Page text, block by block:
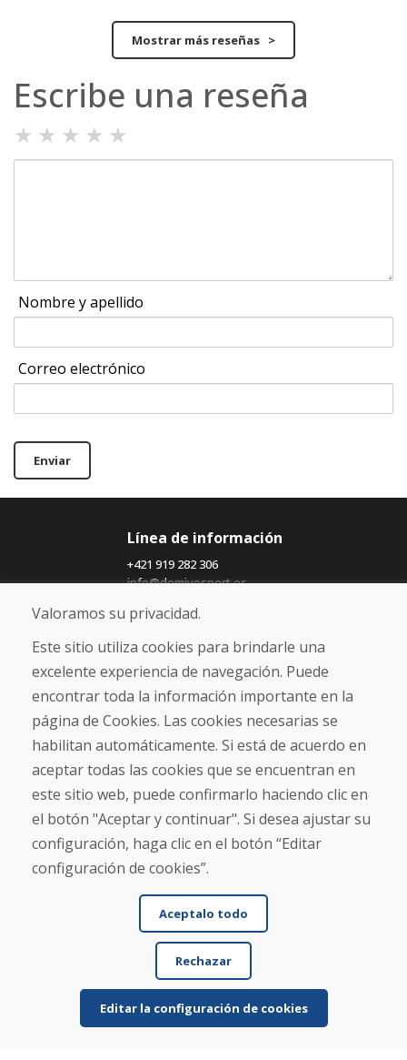
Mostrar más reseñas >
Escribe una reseña
★ ★ ★ ★ ★
Nombre y apellido
Correo electrónico
Enviar
Línea de información
+421 919 282 306
info@domivosport.es
Blog
Sobre nosotros
Comercio
Contacto
Compra
Tienda electrónica
Términos y condiciones
Envío y pago
NORMAS DE RECLAMACIÓN
Devolución y cambio de mercancías
Política de privacidad
Cookies
Valoramos su privacidad.
Este sitio utiliza cookies para brindarle una
excelente experiencia de navegación. Puede
encontrar toda la información importante en la
página de Cookies. Las cookies necesarias se
habilitan automáticamente. Si está de acuerdo en
aceptar todas las cookies que se encuentran en
este sitio web, puede confirmarlo haciendo clic en
el botón "Aceptar y continuar". Si desea ajustar su
configuración, haga clic en el botón “Editar
configuración de cookies”.
Aceptalo todo
Rechazar
Editar la configuración de cookies